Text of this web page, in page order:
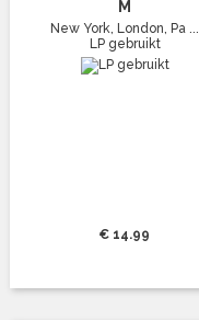
M
New York, London, Pa ...
LP gebruikt
€ 14.99